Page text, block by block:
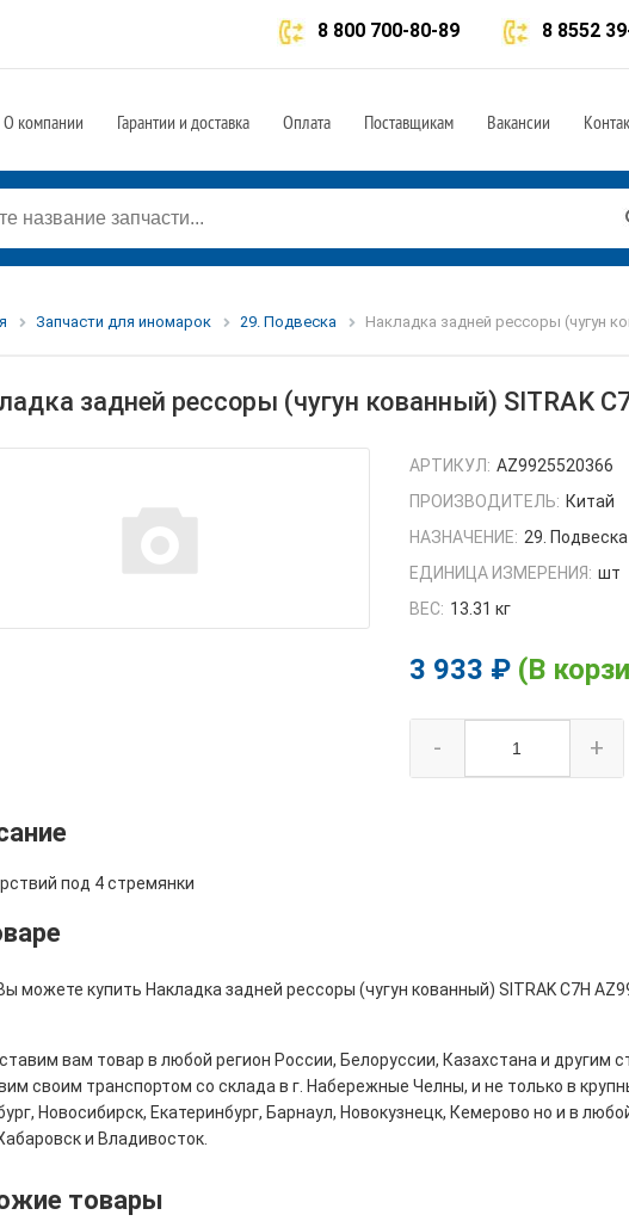
8 8552
8 800 700-80-89
О компании Гарантии и доставка Оплата Поставщикам Вакансии
Запчасти для иномарок 29. Подвеска Накладка задней рессоры (чугун
задней рессоры (чугун кованный) SITRAK
АРТИКУЛ: AZ9925520366
ПРОИЗВОДИТЕЛЬ: Китай
НАЗНАЧЕНИЕ: 29. Подвеска
ЕДИНИЦА ИЗМЕРЕНИЯ: шт
ВЕС: 13.31 кг
3 933 ₽ (В
- +
под 4 стремянки
можете купить Накладка задней рессоры (чугун кованный) SITRAK C7H
вам товар в любой регион России, Белоруссии, Казахстана и другим
своим транспортом со склада в г. Набережные Челны, и не только в
Новосибирск, Екатеринбург, Барнаул, Новокузнецк, Кемерово но и в
и Владивосток.
товары